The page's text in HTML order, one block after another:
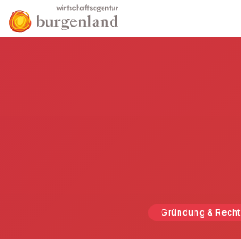
Gründung & Recht